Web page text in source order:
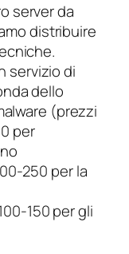
server da
distribuire
servizio di
dello
(prezzi
per
250 per la
150 per gli